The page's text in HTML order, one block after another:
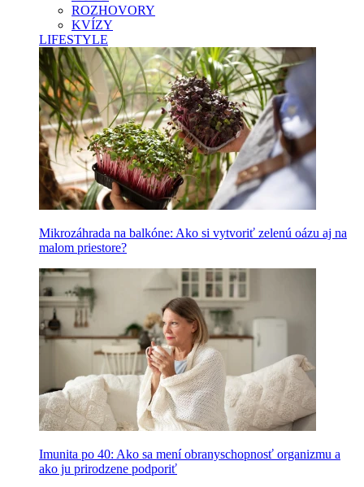
ROZHOVORY
KVÍZY
LIFESTYLE
Mikrozáhrada na balkóne: Ako si vytvoriť zelenú oázu aj na
malom priestore?
Imunita po 40: Ako sa mení obranyschopnosť organizmu a
ako ju prirodzene podporiť